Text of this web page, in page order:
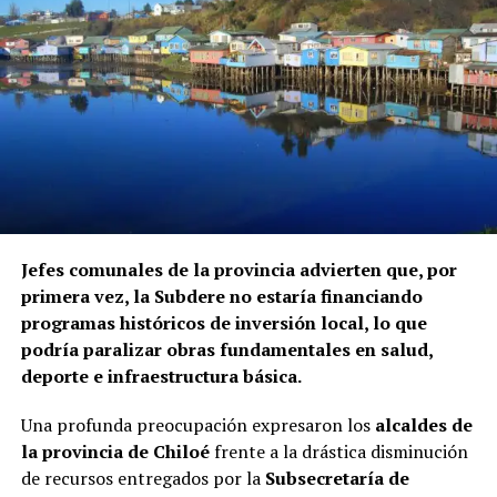
El informe fue elaborado mediante el cruce de registros
de la Superintendencia de Seguridad Social, Fonasa y el
Servicio Nacional de Migraciones, a requerimiento de la
Contraloría. Hasta el momento, ninguna de las
instituciones mencionadas ha informado si ha iniciado
procedimientos disciplinarios ni ha emitido
fiscalizaciones y solicitará antecedentes a cada
organismo involucrado para determinar las
responsabilidades administrativas correspondientes.
Jefes comunales de la provincia advierten que, por
primera vez, la Subdere no estaría financiando
programas históricos de inversión local, lo que
podría paralizar obras fundamentales en salud,
deporte e infraestructura básica.
Una profunda preocupación expresaron los alcaldes de
la provincia de Chiloéfrente a la drástica disminución
de recursos entregados por la Subsecretaría de